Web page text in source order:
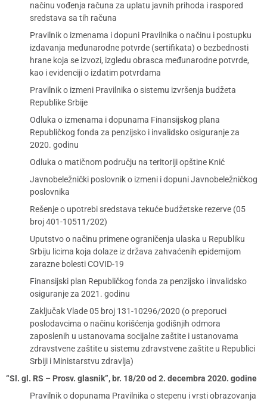
načinu vođenja računa za uplatu javnih prihoda i raspored
sredstava sa tih računa
Pravilnik o izmenama i dopuni Pravilnika o načinu i postupku
izdavanja međunarodne potvrde (sertifikata) o bezbednosti
hrane koja se izvozi, izgledu obrasca međunarodne potvrde,
kao i evidenciji o izdatim potvrdama
Pravilnik o izmeni Pravilnika o sistemu izvršenja budžeta
Republike Srbije
Odluka o izmenama i dopunama Finansijskog plana
Republičkog fonda za penzijsko i invalidsko osiguranje za
2020. godinu
Odluka o matičnom području na teritoriji opštine Knić
Javnobeležnički poslovnik o izmeni i dopuni Javnobeležničkog
poslovnika
Rešenje o upotrebi sredstava tekuće budžetske rezerve (05
broj 401-10511/202)
Uputstvo o načinu primene ograničenja ulaska u Republiku
Srbiju licima koja dolaze iz država zahvaćenih epidemijom
zarazne bolesti COVID-19
Finansijski plan Republičkog fonda za penzijsko i invalidsko
osiguranje za 2021. godinu
Zaključak Vlade 05 broj 131-10296/2020 (o preporuci
poslodavcima o načinu korišćenja godišnjih odmora
zaposlenih u ustanovama socijalne zaštite i ustanovama
zdravstvene zaštite u sistemu zdravstvene zaštite u Republici
Srbiji i Ministarstvu zdravlja)
“Sl. gl. RS – Prosv. glasnik”, br. 18/20 od 2. decembra 2020. godine
Pravilnik o dopunama Pravilnika o stepenu i vrsti obrazovanja